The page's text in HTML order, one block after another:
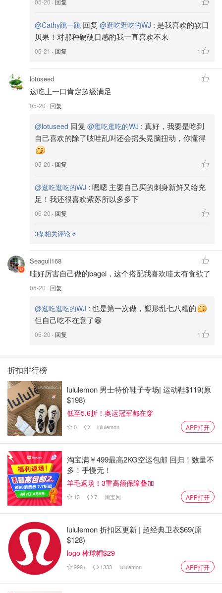
05-20 · 回复
@Cathy跳一跳 回复 @逛吃逛吃的WJ : 是我喜欢的软口
贝果！对那种硬硬口感的我一直喜欢不来
05-21 · 回复 1
lotuseed
这吃上一口肯定超级满足
05-20 · 回复
@lotuseed 回复 @逛吃逛吃的WJ : 真好，我要是吃到
自己喜欢的除了吱哇乱叫还会摇头晃脑扭动，你懂得
05-20 · 回复
@逛吃逛吃的WJ : 嗯嗯 主要自己买的刺身新鲜又给充
足！我还很喜欢紫苏所以多多下
05-20 · 回复
3条相关评论
Seagull168
哇好厉害自己做的bagel，这个搭配我喜欢哇太有食欲了
05-20 · 回复
@逛吃逛吃的WJ : 也是第一次做，塑形乱七八糟的
但自己吃不在意了😁
05-20 · 回复 1
折扣排行榜
lululemon 男士特价鞋子专场| 运动鞋$119(原
$198)
低至5.6折！奥运冠军都在穿
0 lululemon APP打开
淘宝满￥499最高2KG空运包邮 回归！数量不
多！手慢无！
羊毛返场！3重高额保障叠加
13 7 淘宝网 APP打开
lululemon 折扣区更新 | 超经典卫衣$69(原
$128)
logo 棒球帽$29
999+ 1333 lululemon APP打开